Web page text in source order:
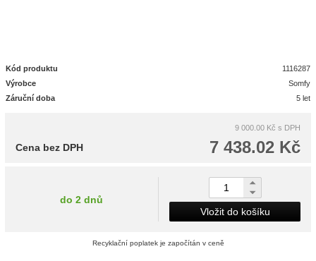
Kód produktu
1116287
Výrobce
Somfy
Záruční doba
5 let
9 000.00 Kč s DPH
7 438.02 Kč
Cena bez DPH
do 2 dnů
Vložit do košíku
Recyklační poplatek je započítán v ceně